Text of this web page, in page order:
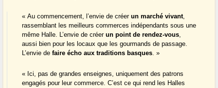
« Au commencement, l’envie de créerun marché vivant,
rassemblant les meilleurs commerces indépendants sous une
même Halle. L’envie de créerun point de rendez-vous,
aussi bien pour les locaux que les gourmands de passage.
L’envie defaire écho aux traditions basques. »
« Ici, pas de grandes enseignes, uniquement des patrons
engagés pour leur commerce. C’est ce qui rend les Halles